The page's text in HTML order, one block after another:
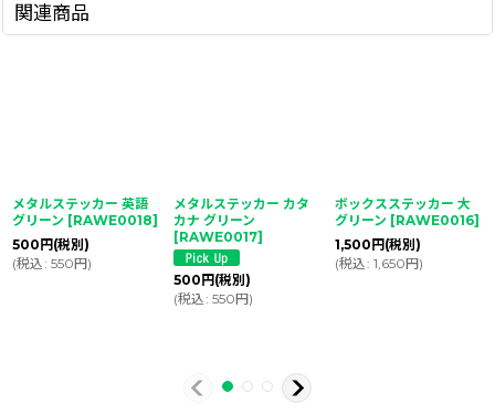
関連商品
メタルステッカー 英語
グリーン [RAWE0018]
500 円 (税別)
(税込: 550円)
メタルステッカー カタ
カナ グリーン
[RAWE0017]
500 円 (税別)
(税込: 550円)
ボックスステッカー 大
グリーン [RAWE0016]
1,500 円 (税別)
(税込: 1,650円)